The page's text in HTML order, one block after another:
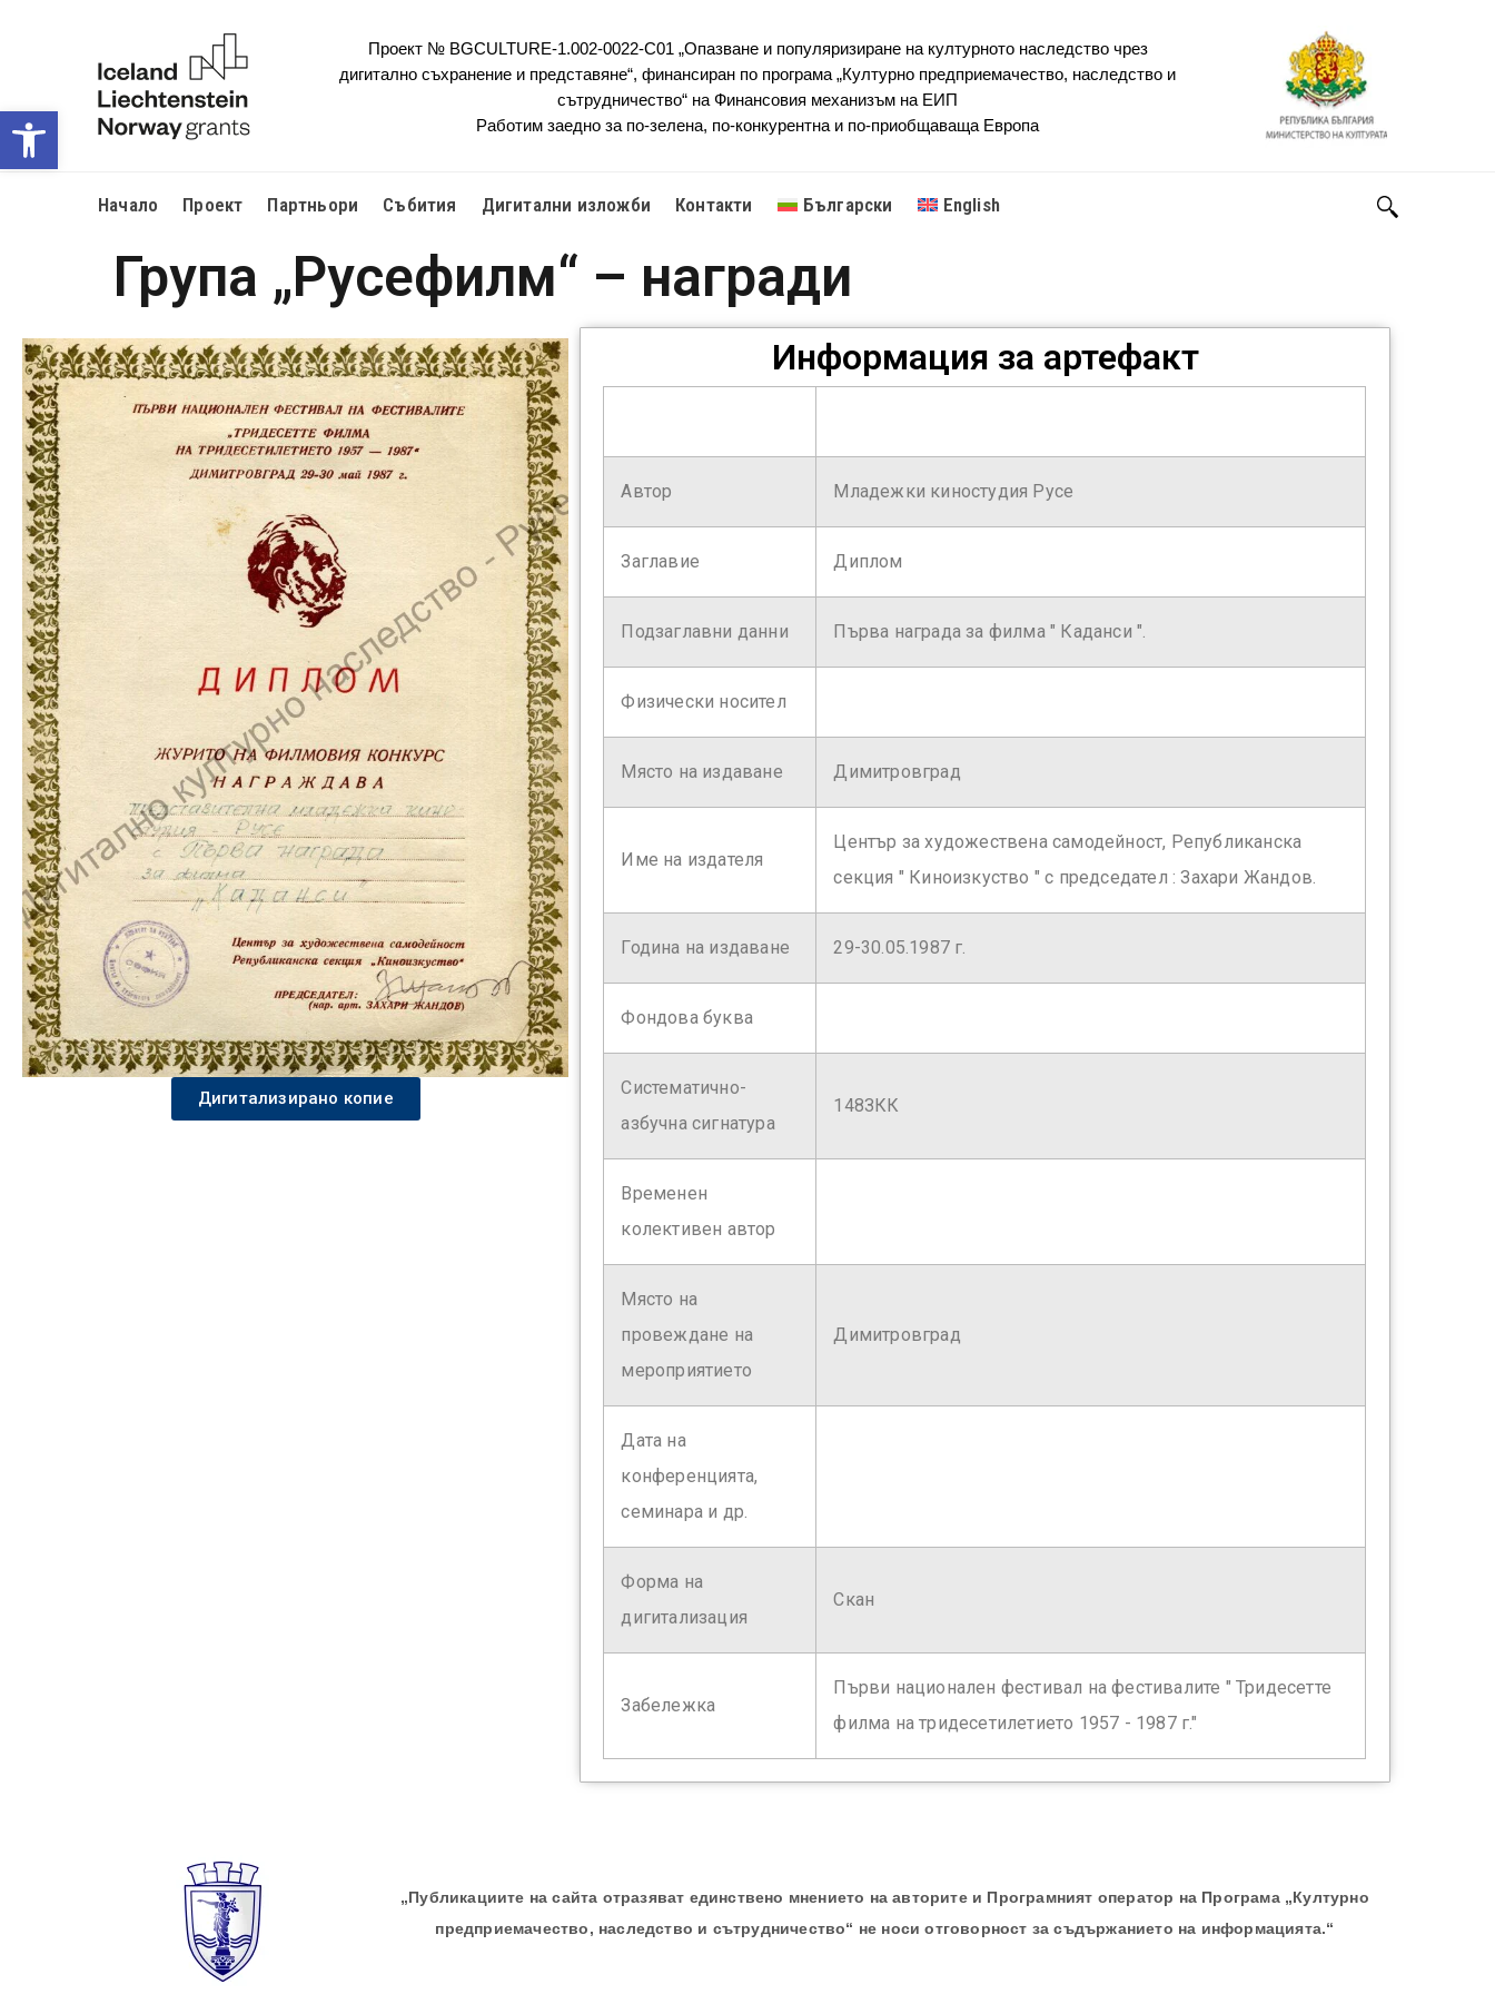
Open toolbar
Проект № BGCULTURE-1.002-0022-C01 „Опазване и популяризиране на културното наследство чрез
дигитално съхранение и представяне“, финансиран по програма „Културно предприемачество, наследство и
сътрудничество“ на Финансовия механизъм на ЕИП
Работим заедно за по-зелена, по-конкурентна и по-приобщаваща Европа
Начало Проект Партньори Събития Дигитални изложби Контакти Български English
Група „Русефилм“ – награди
Дигитализирано копие
Информация за артефакт
Автор Младежки киностудия Русе
Заглавие Диплом
Подзаглавни данни Първа награда за филма " Каданси ".
Физически носител
Място на издаване Димитровград
Име на издателя
Център за художествена самодейност, Републиканска
секция " Киноизкуство " с председател : Захари Жандов.
Година на издаване 29-30.05.1987 г.
Фондова буква
Систематично-
азбучна сигнатура
148ЗКК
Временен
колективен автор
Място на
провеждане на
мероприятието
Димитровград
Дата на
конференцията,
семинара и др.
Форма на
дигитализация
Скан
Забележка
Първи национален фестивал на фестивалите " Тридесетте
филма на тридесетилетието 1957 - 1987 г."
„Публикациите на сайта отразяват единствено мнението на авторите и Програмният оператор на Програма „Културно
предприемачество, наследство и сътрудничество“ не носи отговорност за съдържанието на информацията.“